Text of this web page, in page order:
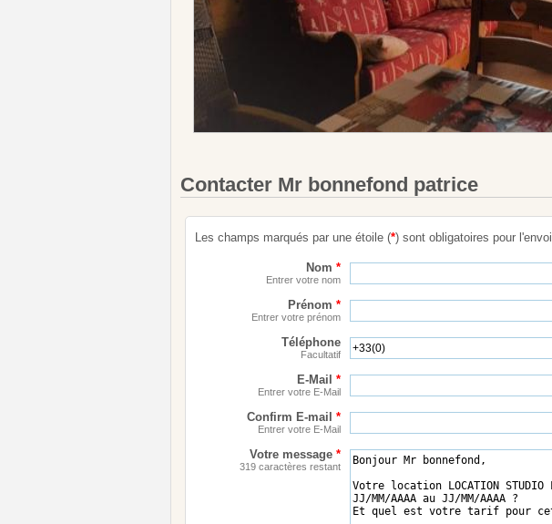
Contacter Mr bonnefond patrice
Les champs marqués par une étoile (*) sont obligatoires pour l'envoi
Nom *
Entrer votre nom
Prénom *
Entrer votre prénom
Téléphone
Facultatif
E-Mail *
Entrer votre E-Mail
Confirm E-mail *
Entrer votre E-Mail
Votre message *
319 caractères restant